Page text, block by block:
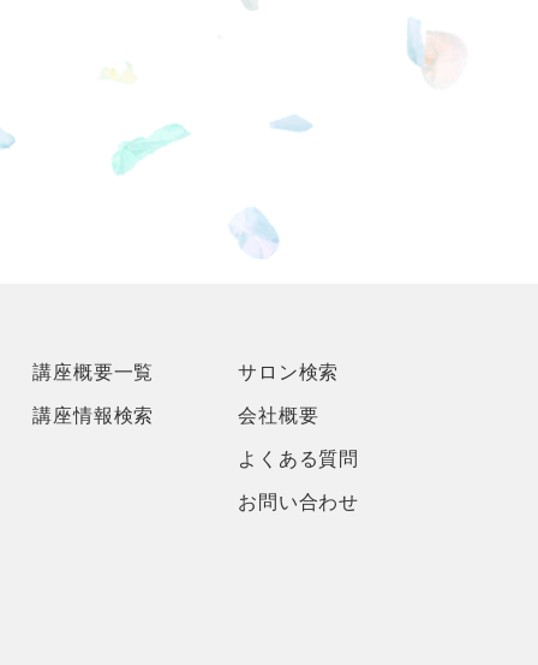
講座概要一覧
講座情報検索
サロン検索
会社概要
よくある質問
お問い合わせ